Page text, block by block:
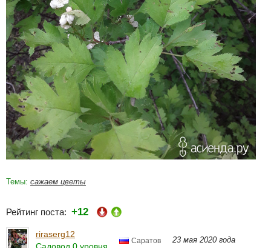
Темы: сажаем цветы
Рейтинг поста: +12
riraserg12
Саратов 23 мая 2020 года